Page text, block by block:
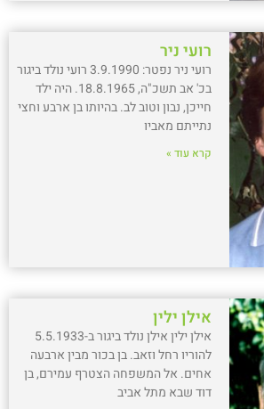
רועי ניר
רועי ניר נפטר: 3.9.1990 רועי נולד ביגור
בכ' אב תשכ"ה, 18.8.1965. היה ילד
חייכן, נבון וטוב לב. בהיותו בן ארבע וחצי
נתייתם מאביו
קרא עוד »
אילן ילין
אילן ילין אילן נולד ביגור ב-5.5.1933
להוריו רחל וזאב. בן בכור מבין ארבעה
אחים. אל המשפחה הצטרף עמירם, בן
דוד שבא מתל אביב